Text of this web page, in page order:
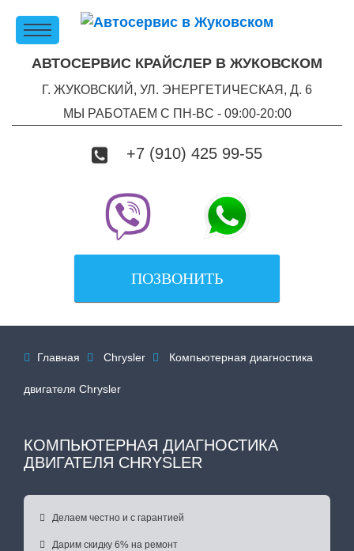
АВТОСЕРВИС КРАЙСЛЕР В ЖУКОВСКОМ
Г. ЖУКОВСКИЙ, УЛ. ЭНЕРГЕТИЧЕСКАЯ, Д. 6
МЫ РАБОТАЕМ С ПН-ВC - 09:00-20:00
+7 (910) 425 99-55
ПОЗВОНИТЬ
 Главная  Chrysler  Компьютерная диагностика
двигателя Chrysler
КОМПЬЮТЕРНАЯ ДИАГНОСТИКА
ДВИГАТЕЛЯ CHRYSLER
 Делаем честно и с гарантией
 Дарим скидку 6% на ремонт